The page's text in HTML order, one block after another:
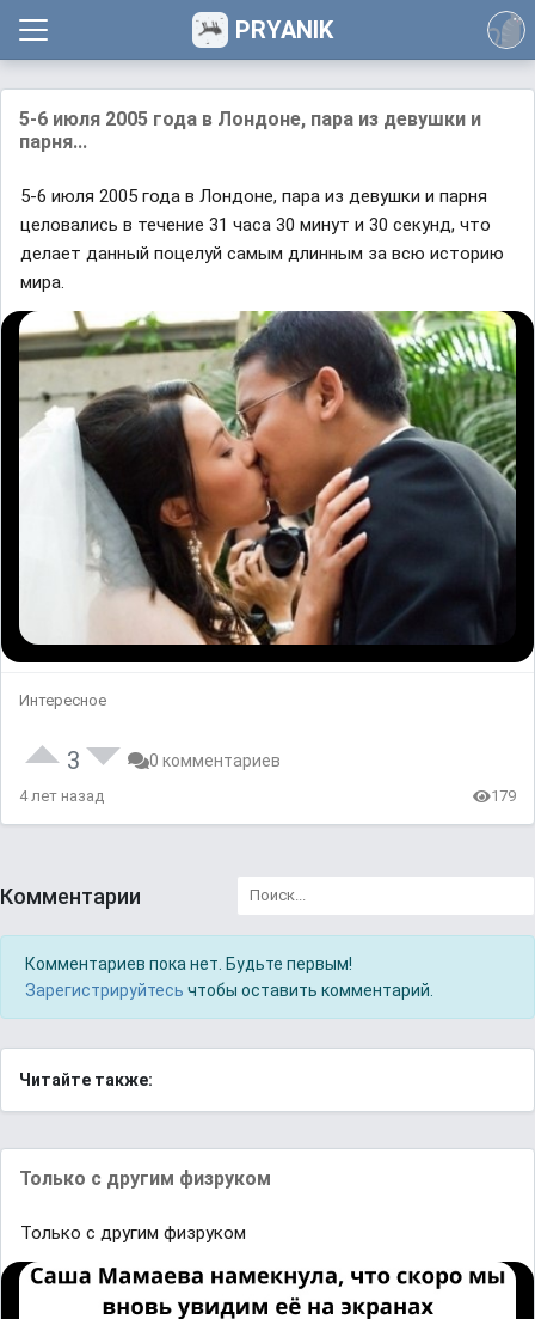
PRYANIK
5-6 июля 2005 года в Лондоне, пара из девушки и
парня...
5-6 июля 2005 года в Лондоне, пара из девушки и парня
целовались в течение 31 часа 30 минут и 30 секунд, что
делает данный поцелуй самым длинным за всю историю
мира.
Интересное
3 0 комментариев
4 лет назад 179
Комментарии
Комментариев пока нет. Будьте первым!
Зарегистрируйтесь чтобы оставить комментарий.
Читайте также:
Только с другим физруком
Только с другим физруком